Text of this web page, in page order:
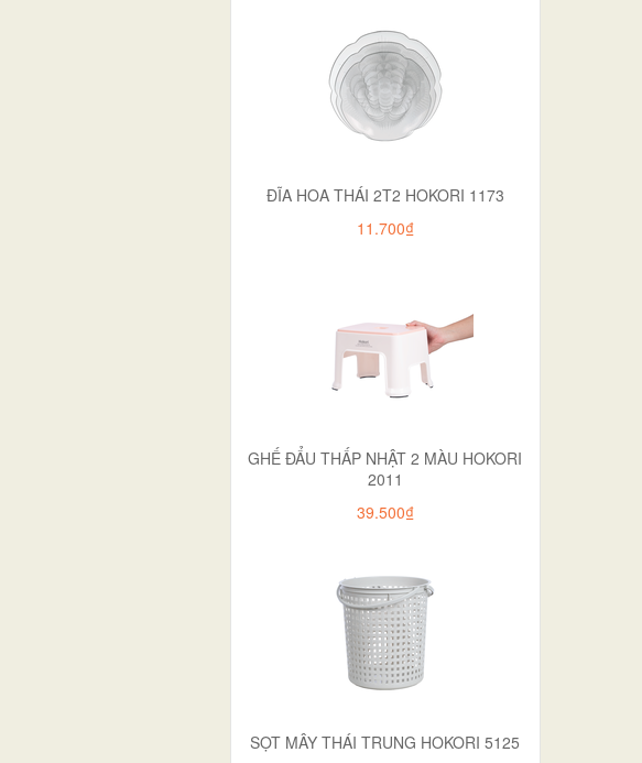
ĐĨA HOA THÁI 2T2 HOKORI 1173
11.700₫
GHẾ ĐẨU THẤP NHẬT 2 MÀU HOKORI
2011
39.500₫
SỌT MÂY THÁI TRUNG HOKORI 5125